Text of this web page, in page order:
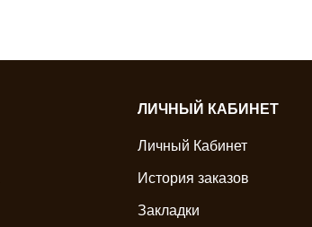
ЛИЧНЫЙ КАБИНЕТ
Личный Кабинет
История заказов
Закладки